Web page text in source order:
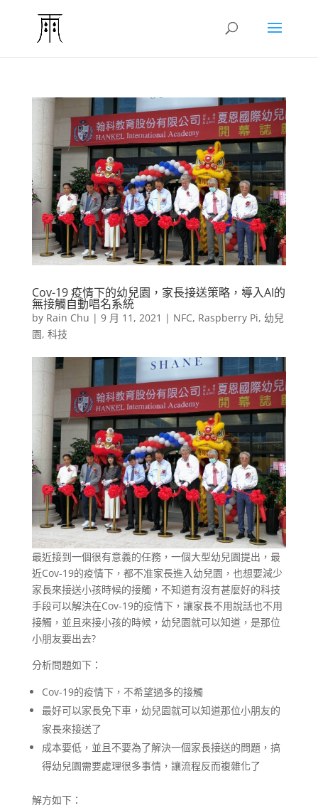
Cov-19 疫情下的幼兒園，家長接送策略，導入AI的
無接觸自動唱名系統
by Rain Chu | 9 月 11, 2021 | NFC, Raspberry Pi, 幼兒
園, 科技
最近接到一個很有意義的任務，一個大型幼兒園提出，最
近Cov-19的疫情下，都不准家長進入幼兒園，也想要減少
家長來接送小孩時候的接觸，不知道有沒有甚麼好的科技
手段可以解決在Cov-19的疫情下，讓家長不用說話也不用
接觸，並且來接小孩的時候，幼兒園就可以知道，是那位
小朋友要出去?
分析問題如下：
Cov-19的疫情下，不希望過多的接觸
最好可以家長免下車，幼兒園就可以知道那位小朋友的
家長來接送了
成本要低，並且不要為了解決一個家長接送的問題，搞
得幼兒園需要處理很多事情，讓流程反而複雜化了
解方如下：